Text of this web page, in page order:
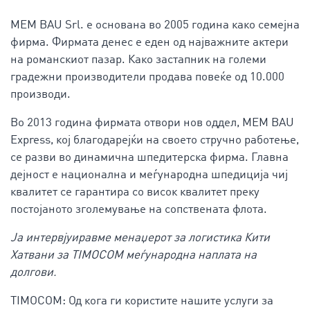
MEM BAU Srl. е основана во 2005 година како семејна
фирма. Фирмата денес е еден од најважните актери
на романскиот пазар. Како застапник на големи
градежни производители продава повеќе од 10.000
производи.
Во 2013 година фирмата отвори нов оддел, MEM BAU
Express, кој благодарејќи на своето стручно работење,
се разви во динамична шпедитерска фирма. Главна
дејност е национална и меѓународна шпедиција чиј
квалитет се гарантира со висок квалитет преку
постојаното зголемување на сопствената флота.
Ја интервјуиравме менаџерот за логистика Кити
Хатвани за TIMOCOM меѓународна наплата на
долгови.
TIMOCOM: Од кога ги користите нашите услуги за